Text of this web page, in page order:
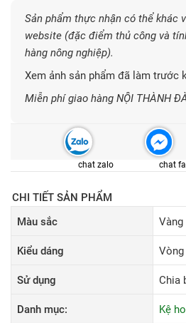
Sản phẩm thực nhận có thể khác
website (đặc điểm thủ công và
hàng nông nghiệp).
Xem ảnh sản phẩm đã làm trước
Miễn phí giao hàng NỘI THÀNH
chat zalo chat
CHI TIẾT SẢN PHẨM
Màu sắc
Vàng
Kiểu dáng Vòng
Sử dụng Chia
Danh mục: Kệ